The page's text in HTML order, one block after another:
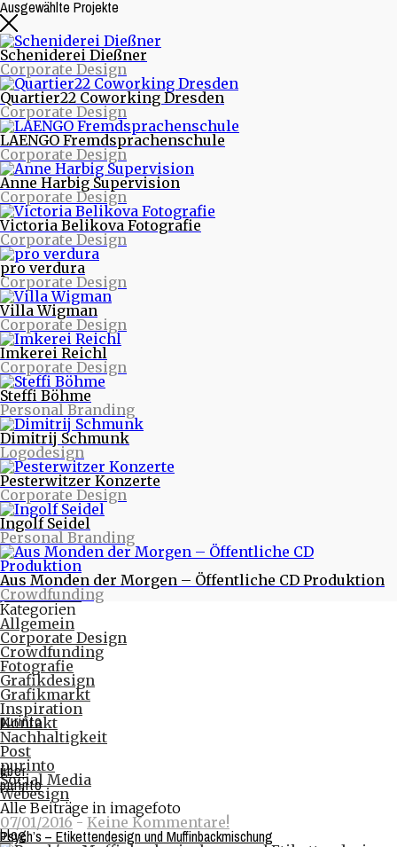
Ausgewählte Projekte
Scheniderei Dießner
Corporate Design
Quartier22 Coworking Dresden
Corporate Design
LAENGO Fremdsprachenschule
Corporate Design
Anne Harbig Supervision
Corporate Design
Victoria Belikova Fotografie
Corporate Design
pro verdura
Corporate Design
Villa Wigman
Corporate Design
Imkerei Reichl
Corporate Design
Steffi Böhme
Personal Branding
Dimitrij Schmunk
Logodesign
Pesterwitzer Konzerte
Corporate Design
Ingolf Seidel
Personal Branding
Aus Monden der Morgen – Öffentliche CD Produktion
Crowdfunding
purinto
über
purinto
blog
Beitragsarchive
Neueste Beiträge
Nachrichten aus Projekten
Starke Musik und starke Bilder - Eine neue Webseite
für die Quohren MPG
30/30 - 30 Logos - 30 Tage
purinto ist umgezogen
Logodesign für den Motion Designer und Regisseur
Dimitrij Schmunk
Warum Nachhaltigkeit Spaß macht oder mit dem
Fahrrad durchs Land
Nachhaltiges Design
Warum eigentlich purinto?
Verte - Wende das Blatt - Designstudie
PR-Fotos für Tworna
Monatlich
November 2017
Februar 2017
Oktober 2016
August 2016
Juni 2016
Mai 2016
April 2016
März 2016
Februar 2016
Januar 2016
Kategorien
Allgemein
Corporate Design
Crowdfunding
Fotografie
Grafikdesign
Grafikmarkt
Inspiration
Kontakt
Nachhaltigkeit
Post
purinto
Social Media
Webesign
Alle Beiträge in imagefoto
07/01/2016- Keine Kommentare!
Psych’s – Etikettendesign und Muffinbackmischung